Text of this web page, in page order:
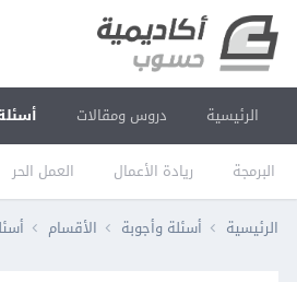
الرئيسية دروس ومقالات
البرمجة ريادة الأعمال العمل الحر
الرئيسية أسئلة وأجوبة الأقسام